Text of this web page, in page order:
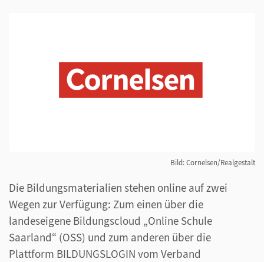
Bild: Cornelsen/Realgestalt
Die Bildungsmaterialien stehen online auf zwei
Wegen zur Verfügung: Zum einen über die
landeseigene Bildungscloud „Online Schule
Saarland“ (OSS) und zum anderen über die
Plattform BILDUNGSLOGIN vom Verband